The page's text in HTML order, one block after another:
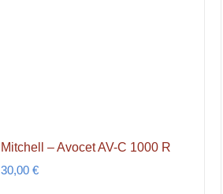
Mitchell – Avocet AV-C 1000 R
30,00 €